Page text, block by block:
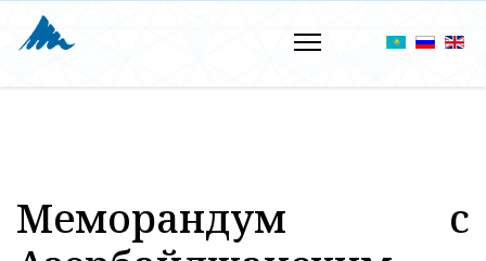
Меморандум с